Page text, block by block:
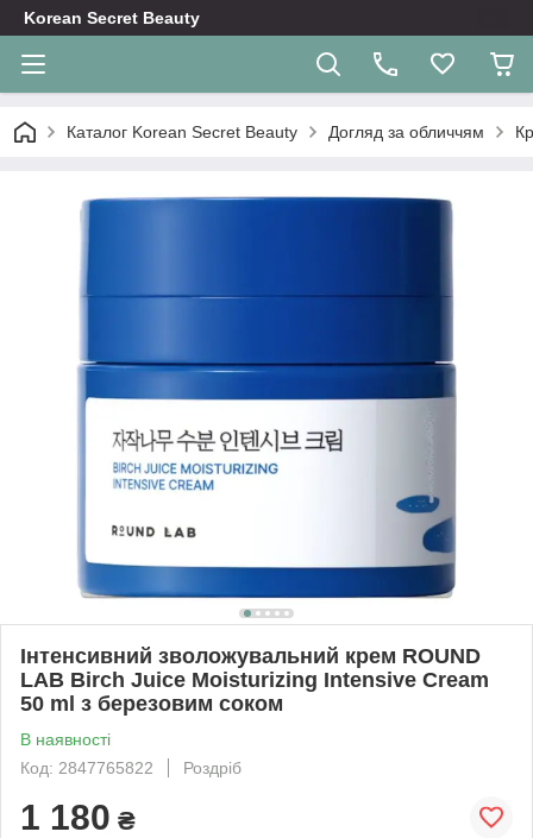
Korean Secret Beauty
Каталог Korean Secret Beauty Догляд за обличчям
Інтенсивний зволожувальний крем ROUND
LAB Birch Juice Moisturizing Intensive Cream
50 ml з березовим соком
В наявності
Код: 2847765822
Роздріб
1 180 ₴